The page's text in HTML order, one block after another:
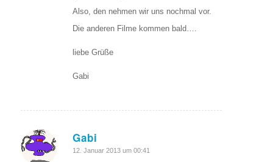
Also, den nehmen wir uns nochmal vor.
Die anderen Filme kommen bald….
liebe Grüße
Gabi
Gabi
sagte:
12. Januar 2013 um 00:41